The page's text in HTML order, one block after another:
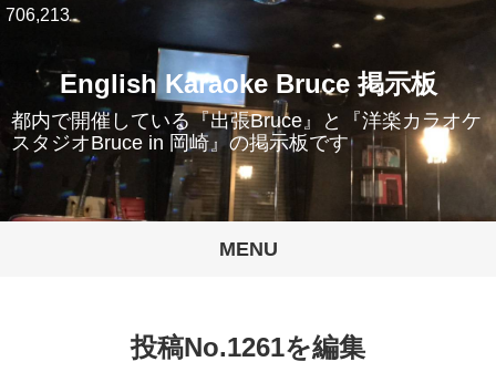
English Karaoke Bruce 掲示板
都内で開催している『出張Bruce』と『洋楽カラオケ
スタジオBruce in 岡崎』の掲示板です
MENU
706,213
投稿No.1261を編集